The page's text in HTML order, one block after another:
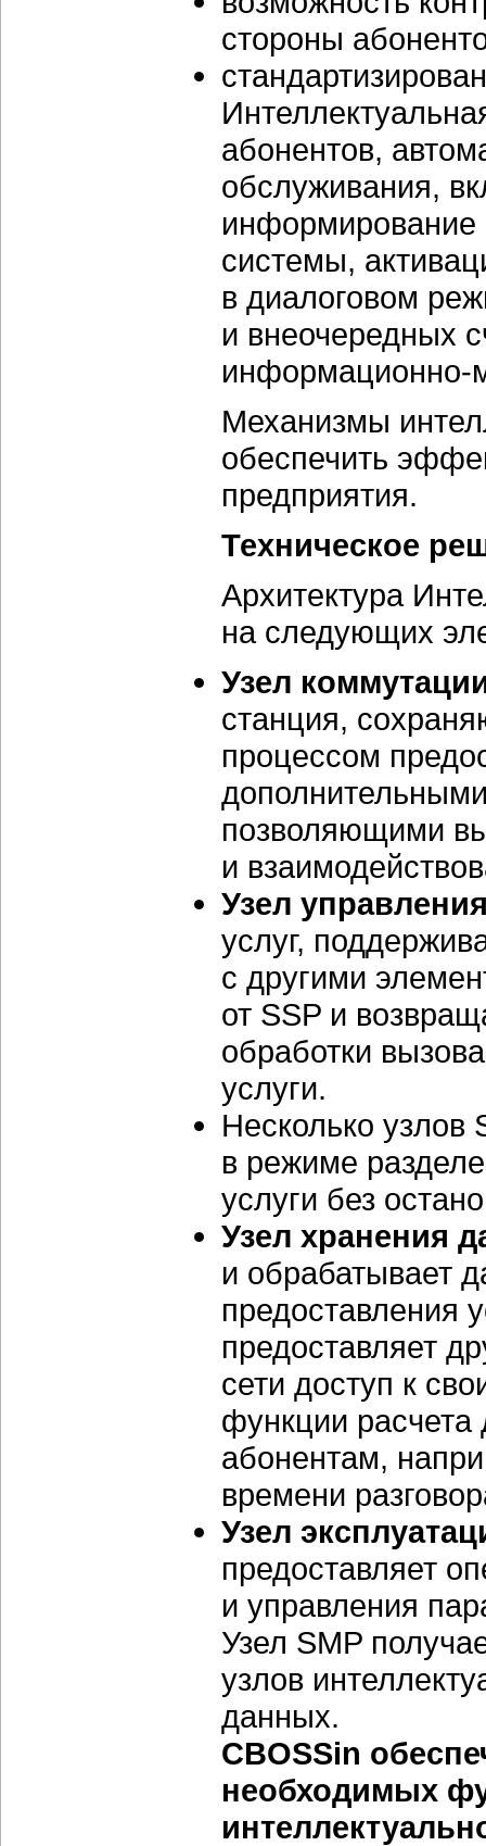
стороны
абонентов,
обслуживания,
информирование
системы,
в диалоговом
и внеочередных
информационно-
Механизмы
обеспечить
предприятия.
Техническое
Архитектура
на следующих
Узел
станция,
процессом
позволяющими
и
Узел
услуг,
с другими
от SSP и
обработки
услуги.
Несколько
в режиме
услуги без
Узел хранения
и обрабатывает
предоставления
предоставляет
сети доступ к
функции
абонентам,
времени
Узел
предоставляет
и управления
Узел SMP
узлов
данных.
CBOSSin
необходимых